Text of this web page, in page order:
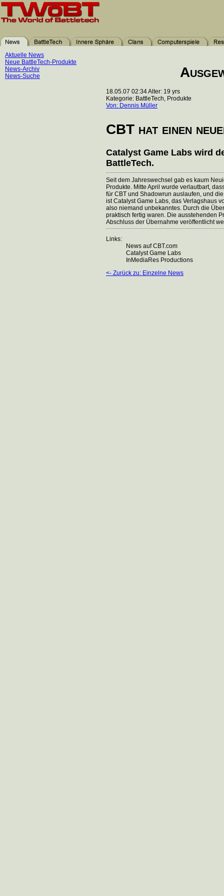
Aktuelle News
Neue BattleTech-Produkte
News-Archiv
News-Suche
18.05.07 02:34 Alter: 19 yrs
Kategorie: BattleTech, Produkte
Von: Dennis Müller
CBT hat einen
Catalyst Game Labs wird
BattleTech.
Seit dem Jahreswechsel gab es kaum
Produkte. Mitte April wurde verlautbart,
für CBT und Shadowrun auslaufen, und
ist Catalyst Game Labs, das Verlagshaus
also niemand unbekanntes. Durch die
praktisch fertig waren. Die ausstehenden
Abschluss der Übernahme veröffentlicht
Links:
News auf CBT.com
Catalyst Game Labs
InMediaRes Productions
<- Zurück zu: Einzelne News